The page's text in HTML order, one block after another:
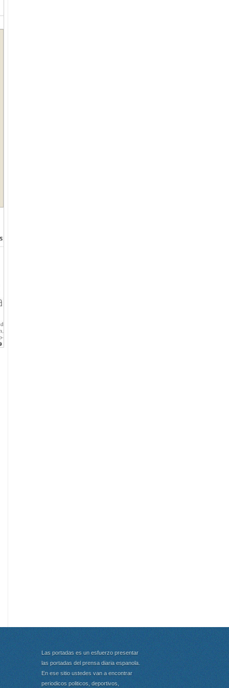
Las portadas es un esfuerzo presentar
las portadas del prensa diaria espanola.
En ese sitio ustedes van a encontrar
periodicos politicos, deportivos,